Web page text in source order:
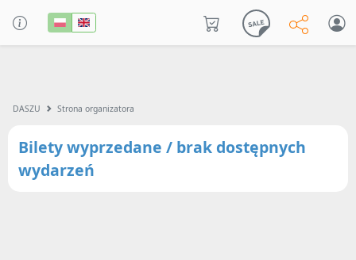
DASZU Strona organizatora
Bilety wyprzedane / brak dostępnych
wydarzeń